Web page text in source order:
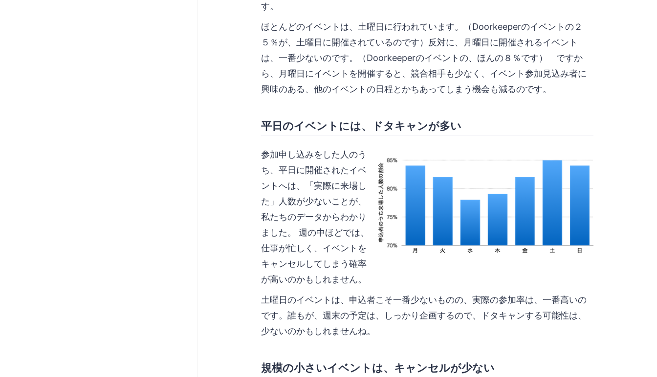
す。
ほとんどのイベントは、土曜日に行われています。（Doorkeeperのイベントの２
５％が、土曜日に開催されているのです）反対に、月曜日に開催されるイベント
は、一番少ないのです。（Doorkeeperのイベントの、ほんの８％です） ですか
ら、月曜日にイベントを開催すると、競合相手も少なく、イベント参加見込み者に
興味のある、他のイベントの日程とかちあってしまう機会も減るのです。
平日のイベントには、ドタキャンが多い
参加申し込みをした人のう
ち、平日に開催されたイベ
ントへは、「実際に来場し
た」人数が少ないことが、
私たちのデータからわかり
ました。 週の中ほどでは、
仕事が忙しく、イベントを
キャンセルしてしまう確率
が高いのかもしれません。
土曜日のイベントは、申込者こそ一番少ないものの、実際の参加率は、一番高いの
です。誰もが、週末の予定は、しっかり企画するので、ドタキャンする可能性は、
少ないのかもしれませんね。
規模の小さいイベントは、キャンセルが少ない